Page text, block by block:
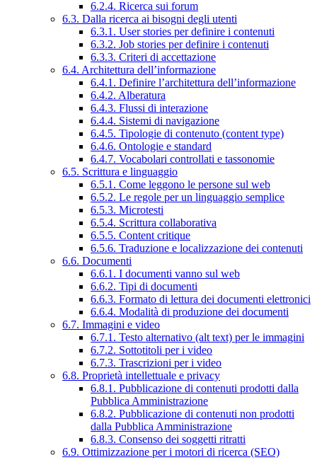
6.2.4. Ricerca sui forum
6.3. Dalla ricerca ai bisogni degli utenti
6.3.1. User stories per definire i contenuti
6.3.2. Job stories per definire i contenuti
6.3.3. Criteri di accettazione
6.4. Architettura dell’informazione
6.4.1. Definire l’architettura dell’informazione
6.4.2. Alberatura
6.4.3. Flussi di interazione
6.4.4. Sistemi di navigazione
6.4.5. Tipologie di contenuto (content type)
6.4.6. Ontologie e standard
6.4.7. Vocabolari controllati e tassonomie
6.5. Scrittura e linguaggio
6.5.1. Come leggono le persone sul web
6.5.2. Le regole per un linguaggio semplice
6.5.3. Microtesti
6.5.4. Scrittura collaborativa
6.5.5. Content critique
6.5.6. Traduzione e localizzazione dei contenuti
6.6. Documenti
6.6.1. I documenti vanno sul web
6.6.2. Tipi di documenti
6.6.3. Formato di lettura dei documenti elettronici
6.6.4. Modalità di produzione dei documenti
6.7. Immagini e video
6.7.1. Testo alternativo (alt text) per le immagini
6.7.2. Sottotitoli per i video
6.7.3. Trascrizioni per i video
6.8. Proprietà intellettuale e privacy
6.8.1. Pubblicazione di contenuti prodotti dalla
Pubblica Amministrazione
6.8.2. Pubblicazione di contenuti non prodotti
dalla Pubblica Amministrazione
6.8.3. Consenso dei soggetti ritratti
6.9. Ottimizzazione per i motori di ricerca (SEO)